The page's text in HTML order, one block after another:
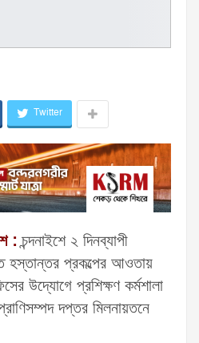
Twitter
:চন্দনাইশে ২ দিনব্যাপী
হস্তান্তর প্রকল্পের আওতায়
উদ্যোগে প্রশিক্ষণ কর্মশালা
দপ্তর মিলনায়তনে